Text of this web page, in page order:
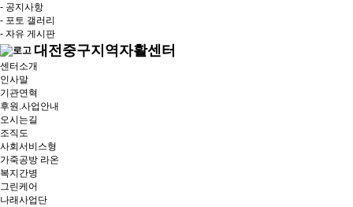
- 공지사항
- 포토 갤러리
- 자유 게시판
대전중구지역자활센터
센터소개
인사말
기관연혁
후원.사업안내
오시는길
조직도
사회서비스형
가죽공방 라온
복지간병
그린케어
나래사업단